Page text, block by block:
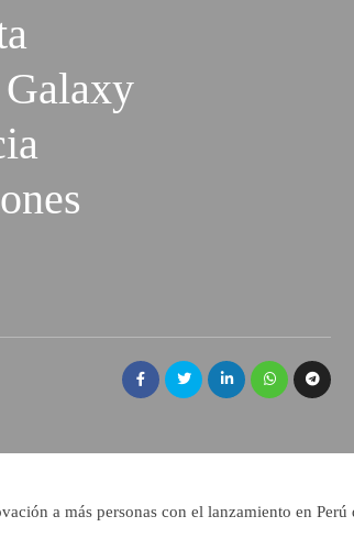
a más personas con el lanzamiento en Perú